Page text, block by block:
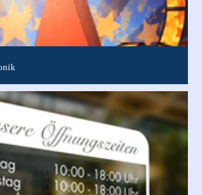
, Abizeitung , Schülerzeitung oder
Chroniken jeder Form ganz nach Ihren